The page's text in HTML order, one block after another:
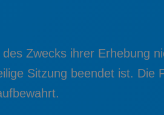
Zwecks ihrer Erhebung
Sitzung beendet ist. Die